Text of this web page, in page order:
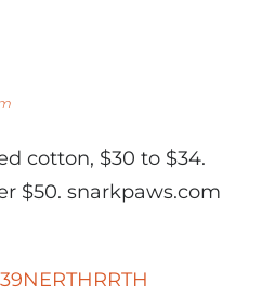
cotton, $30 to $34.
$50. snarkpaws.com